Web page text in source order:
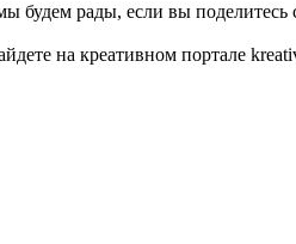
рады, если вы поделитесь
на креативном портале